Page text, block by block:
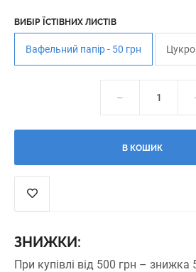
ВИБІР ЇСТІВНИХ ЛИСТІВ
Вафельний папір - 50 грн
В КОШИК
ЗНИЖКИ:
При купівлі від 500 грн – знижка